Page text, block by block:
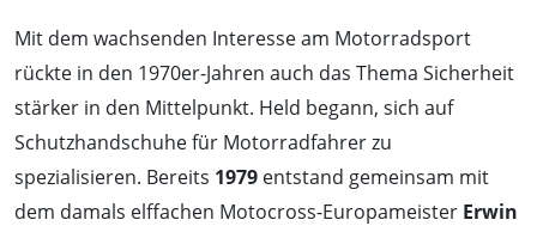
Mit dem wachsenden Interesse am Motorradsport
rückte in den 1970er-Jahren auch das Thema Sicherheit
stärker in den Mittelpunkt. Held begann, sich auf
Schutzhandschuhe für Motorradfahrer zu
spezialisieren. Bereits 1979 entstand gemeinsam mit
dem damals elffachen Motocross-Europameister Erwin